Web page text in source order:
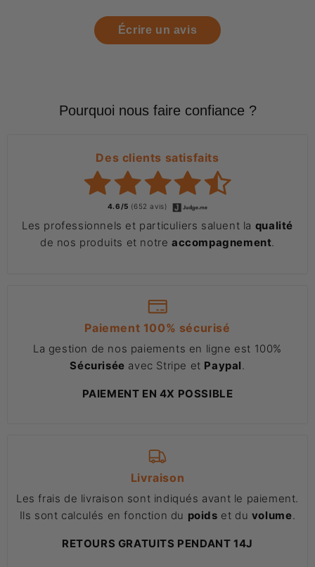
Écrire un avis
Pourquoi nous faire confiance ?
Des clients satisfaits
4.6/5 (652 avis)
Les professionnels et particuliers saluent la qualité
de nos produits et notre accompagnement
Paiement 100% sécurisé
La gestion de nos paiements en ligne est 100%
Sécurisée avec Stripe et Paypal
PAIEMENT EN 4X POSSIBLE
Livraison
Les frais de livraison sont indiqués avant le paiement.
Ils sont calculés en fonction du poids et du volume
RETOURS GRATUITS PENDANT 14J